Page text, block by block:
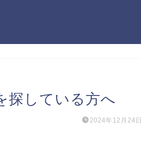
探している方へ
2024年12月24日